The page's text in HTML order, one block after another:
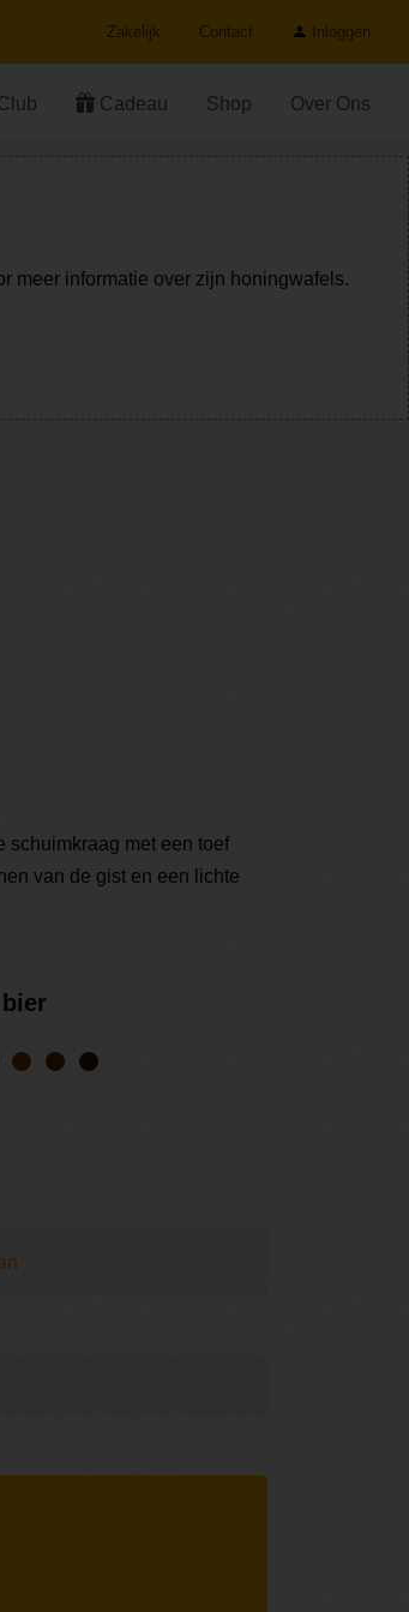
Zakelijk Contact Inloggen
Cadeau Shop Over Ons
schuimkraag met een toef
van de gist en een lichte
meer informatie over zijn honingwafels.